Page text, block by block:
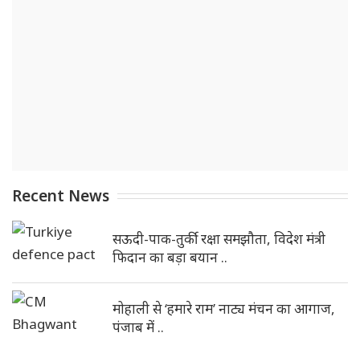
Recent News
सऊदी-पाक-तुर्की रक्षा समझौता, विदेश मंत्री
फिदान का बड़ा बयान ..
मोहाली से ‘हमारे राम’ नाट्य मंचन का आगाज,
पंजाब में ..